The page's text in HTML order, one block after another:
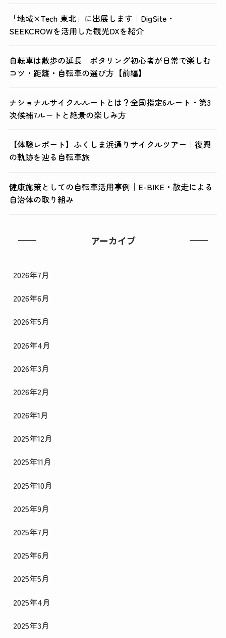
「地域×Tech 東北」に出展します｜DigSite・
SEEKCROWを活用した観光DXを紹介
自転車は散歩の延長｜ポタリング初心者が日常で楽しむ
コツ・距離・自転車の選び方【前編】
ナショナルサイクルルートとは？全国指定6ルート・第3
次候補7ルートと絶景の楽しみ方
【体験レポート】ふくしま浜通りサイクルツアー｜復興
の軌跡を辿る自転車旅
健康施策としての自転車活用事例｜E-BIKE・散走による
自治体の取り組み
アーカイブ
2026年7月
2026年6月
2026年5月
2026年4月
2026年3月
2026年2月
2026年1月
2025年12月
2025年11月
2025年10月
2025年9月
2025年7月
2025年6月
2025年5月
2025年4月
2025年3月